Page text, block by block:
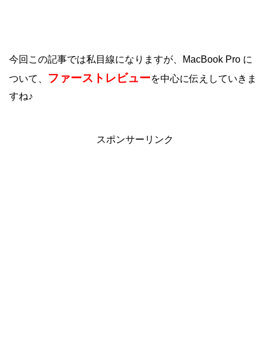
今回この記事では私目線になりますが、MacBook Pro に
ついて、
ファーストレビューを中心に伝えしていきま
すね♪
スポンサーリンク